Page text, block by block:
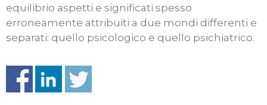
equilibrio aspetti e significati spesso
erroneamente attribuiti a due mondi differenti e
separati: quello psicologico e quello psichiatrico.